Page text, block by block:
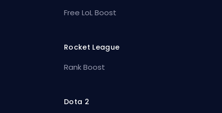
Free LoL Boost
Rocket League
Rank Boost
Dota 2